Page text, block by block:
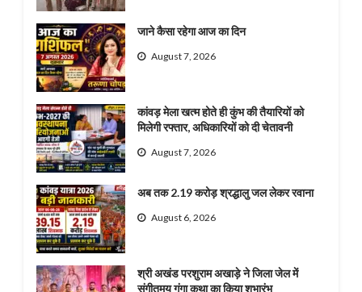
जाने कैसा रहेगा आज का दिन
August 7, 2026
कांवड़ मेला खत्म होते ही कुंभ की तैयारियों को
मिलेगी रफ्तार, अधिकारियों को दी चेतावनी
August 7, 2026
अब तक 2.19 करोड़ श्रद्धालु जल लेकर रवाना
August 6, 2026
श्री अखंड परशुराम अखाड़े ने जिला जेल में
संगीतमय गंगा कथा का किया शुभारंभ